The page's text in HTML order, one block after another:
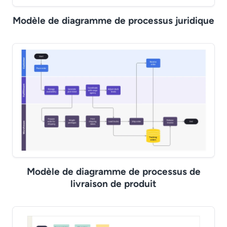
Modèle de diagramme de processus juridique
Modèle de diagramme de processus de
livraison de produit